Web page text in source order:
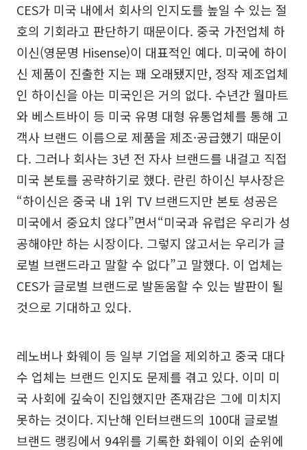
CES가 미국 내에서 회사의 인지도를 높일 수 있는 절
호의 기회라고 판단하기 때문이다. 중국 가전업체 하
이신(영문명 Hisense)이 대표적인 예다. 미국에 하이
신 제품이 진출한 지는 꽤 오래됐지만, 정작 제조업체
인 하이신을 아는 미국인은 거의 없다. 수년간 월마트
와 베스트바이 등 미국 유명 대형 유통업체를 통해 고
객사 브랜드 이름으로 제품을 제조·공급했기 때문이
다. 그러나 회사는 3년 전 자사 브랜드를 내걸고 직접
미국 본토를 공략하기로 했다. 란린 하이신 부사장은
“하이신은 중국 내 1위 TV 브랜드지만 본토 성공은
미국에서 중요치 않다”면서“미국과 유럽은 우리가 성
공해야만 하는 시장이다. 그렇지 않고서는 우리가 글
로벌 브랜드라고 말할 수 없다”고 말했다. 이 업체는
CES가 글로벌 브랜드로 발돋움할 수 있는 발판이 될
것으로 기대하고 있다.
레노버나 화웨이 등 일부 기업을 제외하고 중국 대다
수 업체는 브랜드 인지도 문제를 겪고 있다. 이미 미
국 사회에 깊숙이 진입했지만 존재감은 그에 미치지
못하는 것이다. 지난해 인터브랜드의 100대 글로벌
브랜드 랭킹에서 94위를 기록한 화웨이 이외 순위에